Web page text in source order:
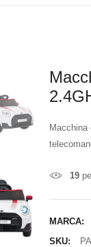
Macchina
19
MARCA:
SKU: